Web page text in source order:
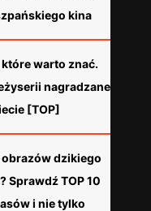
kina
warto znać.
nagradzane
[TOP]
obrazów dzikiego
Sprawdź TOP 10
i nie tylko